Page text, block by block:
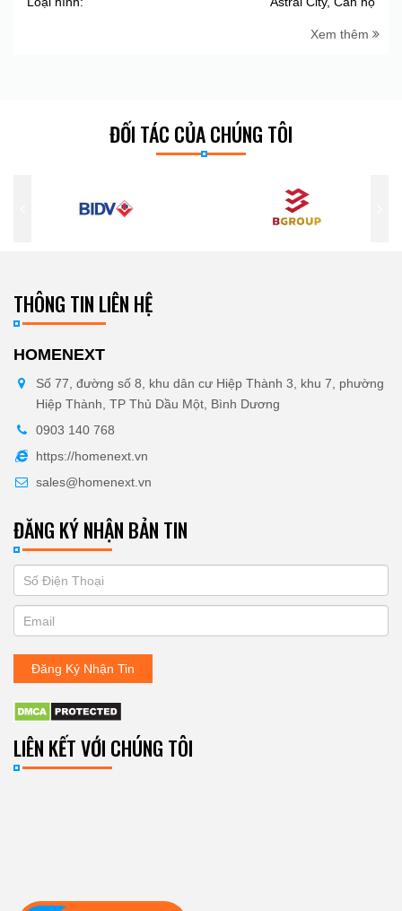
Xem thêm
ĐỐI TÁC CỦA CHÚNG TÔI
THÔNG TIN LIÊN HỆ
HOMENEXT
Số 77, đường số 8, khu dân cư Hiệp Thành 3, khu 7, phường
Hiệp Thành, TP Thủ Dầu Một, Bình Dương
0903 140 768
https://homenext.vn
sales@homenext.vn
ĐĂNG KÝ NHẬN BẢN TIN
ĐĂNG
KÝ
NHẬN
BẢN
TIN
you
are
human,
leave
this
blank.
Đăng Ký Nhận Tin
LIÊN KẾT VỚI CHÚNG TÔI